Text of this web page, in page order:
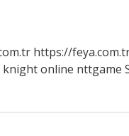
https://
knight online nttgame